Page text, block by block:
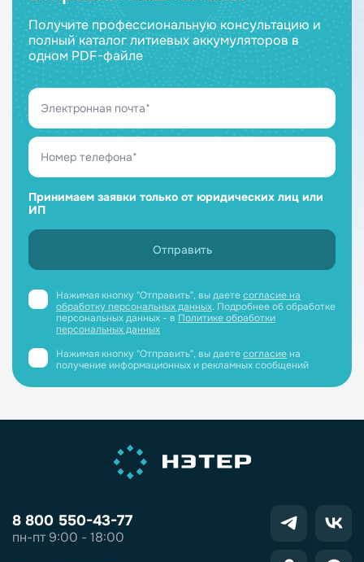
Получите профессиональную консультацию и
полный каталог литиевых аккумуляторов в
одном PDF-файле
Принимаем заявки только от юридических лиц или
ИП
Нажимая кнопку "Отправить", вы даетесогласие на
обработку персональных данных. Подробнее об обработке
персональных данных - в Политике обработки
персональных данных
Нажимая кнопку "Отправить", вы даетесогласиена
получение информационных и рекламных сообщений
8 800 550-43-77
пн-пт 9:00 - 18:00